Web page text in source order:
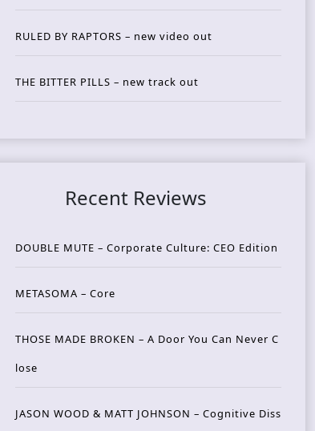
RULED BY RAPTORS – new video out
THE BITTER PILLS – new track out
Recent Reviews
DOUBLE MUTE – Corporate Culture: CEO Edition
METASOMA – Core
THOSE MADE BROKEN – A Door You Can Never C
lose
JASON WOOD & MATT JOHNSON – Cognitive Diss